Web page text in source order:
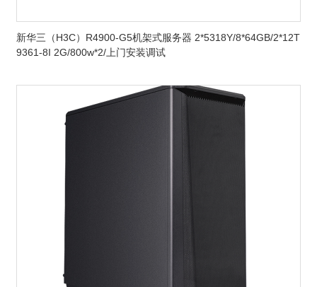
新华三（H3C）R4900-G5机架式服务器 2*5318Y/8*64GB/2*12T
9361-8I 2G/800w*2/上门安装调试